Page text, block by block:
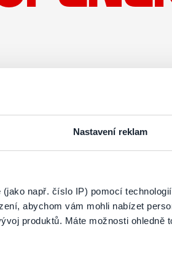
Nastavení reklam
např. číslo IP) pomocí
abychom vám mohli nabízet
produktů. Máte možnosti ohledně